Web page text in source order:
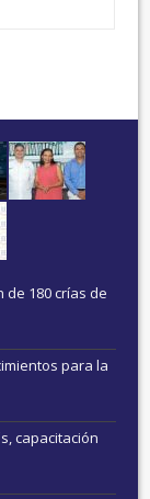
de 180 crías de
para la
capacitación